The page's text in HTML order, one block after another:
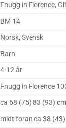
Fnugg in Florence,
BM 14
Norsk, Svensk
Barn
4-12 år
Fnugg in Florence
ca 68 (75) 83 (93)
midt foran ca 38